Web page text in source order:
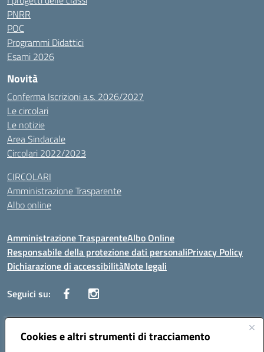
Cookies e altri strumenti di tracciamento
PNRR
POC
Programmi Didattici
Esami 2026
Novità
Conferma Iscrizioni a.s. 2026/2027
Le circolari
Le notizie
Area Sindacale
Circolari 2022/2023
CIRCOLARI
Amministrazione Trasparente
Albo online
Amministrazione TrasparenteAlbo Online
Responsabile della protezione dati personaliPrivacy Policy
Dichiarazione di accessibilitàNote legali
Seguici su:
Indirizzo:Corso Vittorio Emanuele, 27 90133 - Palermo